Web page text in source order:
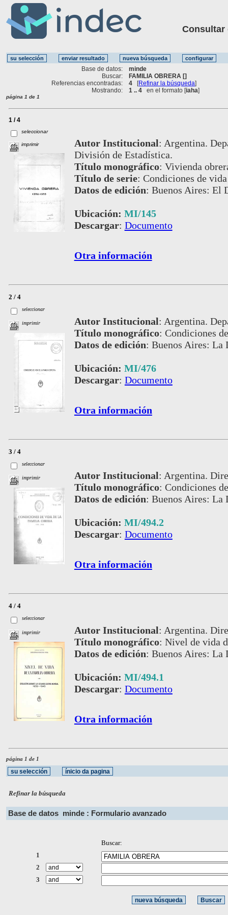
Consultar
Base de datos:
minde
Buscar:
FAMILIA OBRERA []
Referencias encontradas:
4 [Refinar la búsqueda]
Mostrando:
1 .. 4 en el formato [iaha]
página 1 de 1
1 / 4
seleccionar
imprimir Autor Institucional: Argentina.
División de Estadística.
Título monográfico: Vivienda
Título de serie: Condiciones de
Datos de edición: Buenos Aires: El
Ubicación: MI/145
Descargar: Documento
Otra información
2 / 4
seleccionar
imprimir Autor Institucional: Argentina.
Título monográfico: Condiciones
Datos de edición: Buenos Aires: La
Ubicación: MI/476
Descargar: Documento
Otra información
3 / 4
seleccionar
imprimir Autor Institucional: Argentina.
Título monográfico: Condiciones
Datos de edición: Buenos Aires: La
Ubicación: MI/494.2
Descargar: Documento
Otra información
4 / 4
seleccionar
imprimir Autor Institucional: Argentina.
Título monográfico: Nivel de vida
Datos de edición: Buenos Aires: La
Ubicación: MI/494.1
Descargar: Documento
Otra información
página 1 de 1
Refinar la búsqueda
Base de datos minde : Formulario avanzado
Buscar:
1
2
3